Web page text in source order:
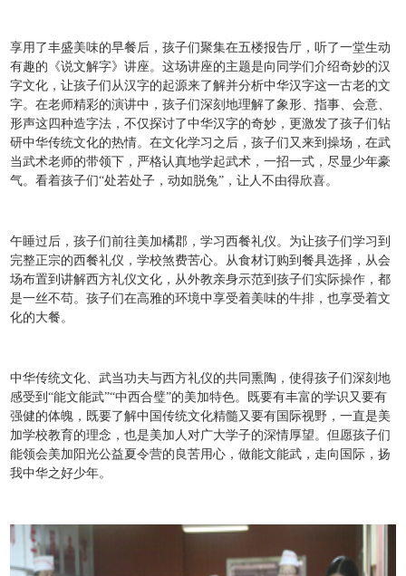
享用了丰盛美味的早餐后，孩子们聚集在五楼报告厅，听了一堂生动
有趣的《说文解字》讲座。这场讲座的主题是向同学们介绍奇妙的汉
字文化，让孩子们从汉字的起源来了解并分析中华汉字这一古老的文
字。在老师精彩的演讲中，孩子们深刻地理解了象形、指事、会意、
形声这四种造字法，不仅探讨了中华汉字的奇妙，更激发了孩子们钻
研中华传统文化的热情。在文化学习之后，孩子们又来到操场，在武
当武术老师的带领下，严格认真地学起武术，一招一式，尽显少年豪
气。看着孩子们“处若处子，动如脱兔”，让人不由得欣喜。
午睡过后，孩子们前往美加橘郡，学习西餐礼仪。为让孩子们学习到
完整正宗的西餐礼仪，学校煞费苦心。从食材订购到餐具选择，从会
场布置到讲解西方礼仪文化，从外教亲身示范到孩子们实际操作，都
是一丝不苟。孩子们在高雅的环境中享受着美味的牛排，也享受着文
化的大餐。
中华传统文化、武当功夫与西方礼仪的共同熏陶，使得孩子们深刻地
感受到“能文能武”“中西合璧”的美加特色。既要有丰富的学识又要有
强健的体魄，既要了解中国传统文化精髓又要有国际视野，一直是美
加学校教育的理念，也是美加人对广大学子的深情厚望。但愿孩子们
能领会美加阳光公益夏令营的良苦用心，做能文能武，走向国际，扬
我中华之好少年。